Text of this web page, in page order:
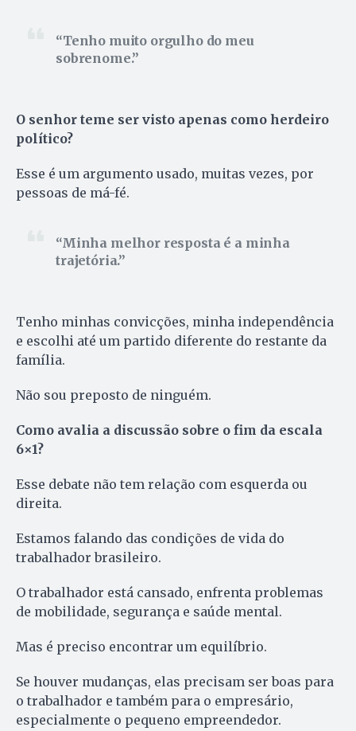
Tenho muito orgulho do meu
sobrenome.
O senhor teme ser visto apenas como herdeiro
político?
Esse é um argumento usado, muitas vezes, por
pessoas de má-fé.
Minha melhor resposta é a minha
trajetória.
Tenho minhas convicções, minha independência
e escolhi até um partido diferente do restante da
família.
Não sou preposto de ninguém.
Como avalia a discussão sobre o fim da escala
6×1?
Esse debate não tem relação com esquerda ou
direita.
Estamos falando das condições de vida do
trabalhador brasileiro.
O trabalhador está cansado, enfrenta problemas
de mobilidade, segurança e saúde mental.
Mas é preciso encontrar um equilíbrio.
Se houver mudanças, elas precisam ser boas para
o trabalhador e também para o empresário,
especialmente o pequeno empreendedor.